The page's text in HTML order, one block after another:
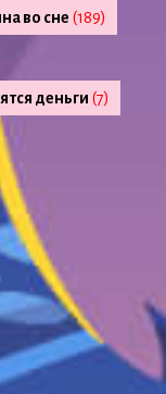
во сне (189)
деньги (7)